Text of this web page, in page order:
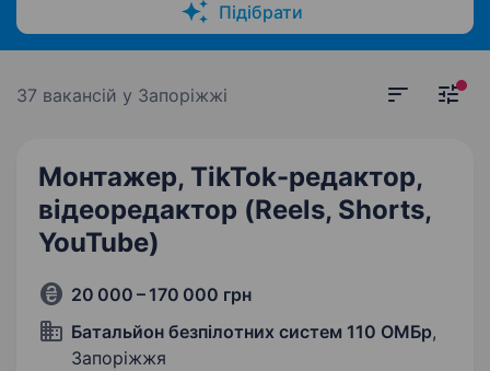
Підібрати
37 вакансій у Запоріжжі
Монтажер, TikTok-редактор,
відеоредактор (Reels, Shorts,
YouTube)
20 000 – 170 000 грн
Батальйон безпілотних систем 110 ОМБр,
Запоріжжя